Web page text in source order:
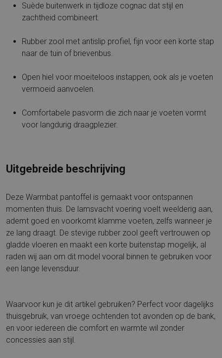
Suède buitenwerk in tijdloze cognac dat stijl en
zachtheid combineert.
Rubber zool met antislip profiel, fijn voor een korte stap
naar de tuin of brievenbus.
Open hiel voor moeiteloos instappen, ook als je voeten
vermoeid aanvoelen.
Comfortabele pasvorm die zich naar je voeten vormt
voor langdurig draagplezier.
Uitgebreide beschrijving
Deze Warmbat pantoffel is gemaakt voor ontspannen
momenten thuis. De lamsvacht voering voelt weelderig aan,
ademt goed en voorkomt klamme voeten, zelfs wanneer je
ze lang draagt. De stevige rubber zool geeft vertrouwen op
gladde vloeren en maakt een korte buitenstap mogelijk, al
raden wij aan om dit model vooral binnen te gebruiken voor
een lange levensduur.
Waarvoor kun je dit artikel gebruiken? Perfect voor dagelijks
thuisgebruik, van vroege ochtenden tot avonden op de bank,
en voor iedereen die comfort en warmte wil zonder
concessies aan stijl.